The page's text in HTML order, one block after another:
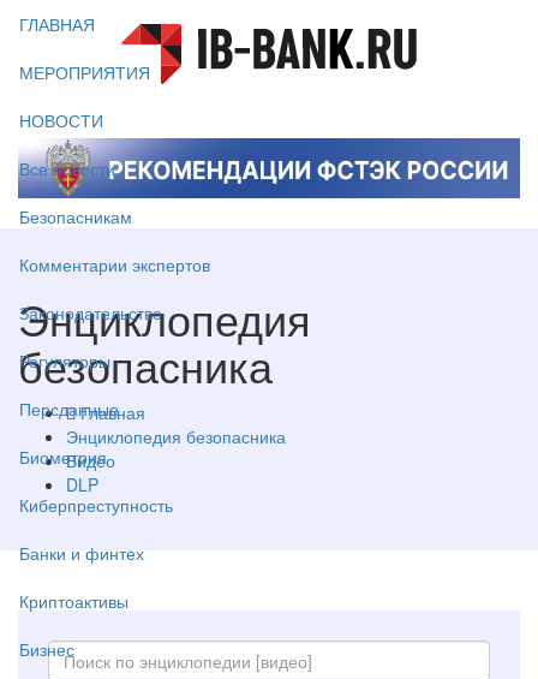
ГЛАВНАЯ
МЕРОПРИЯТИЯ
НОВОСТИ
Все новости
Безопасникам
Комментарии экспертов
Законодательство
Регуляторы
Персданные
Биометрия
Киберпреступность
Банки и финтех
Криптоактивы
Бизнес
Энциклопедия
безопасника
Главная
Энциклопедия безопасника
Видео
DLP